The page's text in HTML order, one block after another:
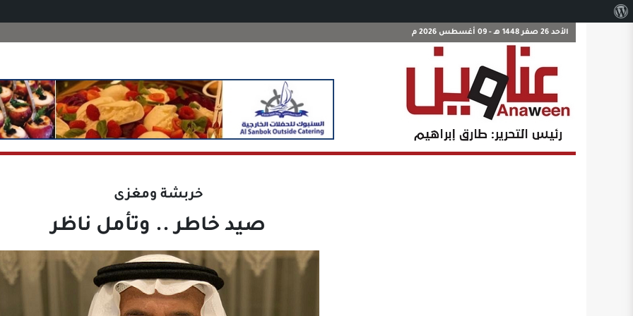
الأحد 26 صفر 1448 هـ - 09 أغسطس 2026 م
خربشة ومغزى
صيد خاطر .. وتأمل ناظر